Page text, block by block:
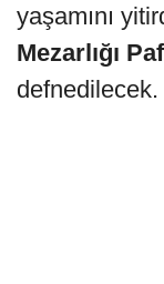
yaşamını
Mezarlığı
defnedilecek.